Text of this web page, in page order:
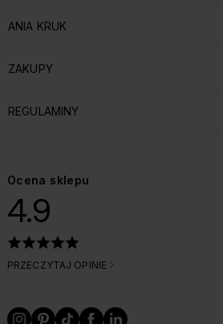
ROZWIŃ SEKCJĘ:
ANIA KRUK
ROZWIŃ SEKCJĘ:
ZAKUPY
ROZWIŃ SEKCJĘ:
REGULAMINY
Ocena sklepu
4.9
PRZECZYTAJ OPINIE